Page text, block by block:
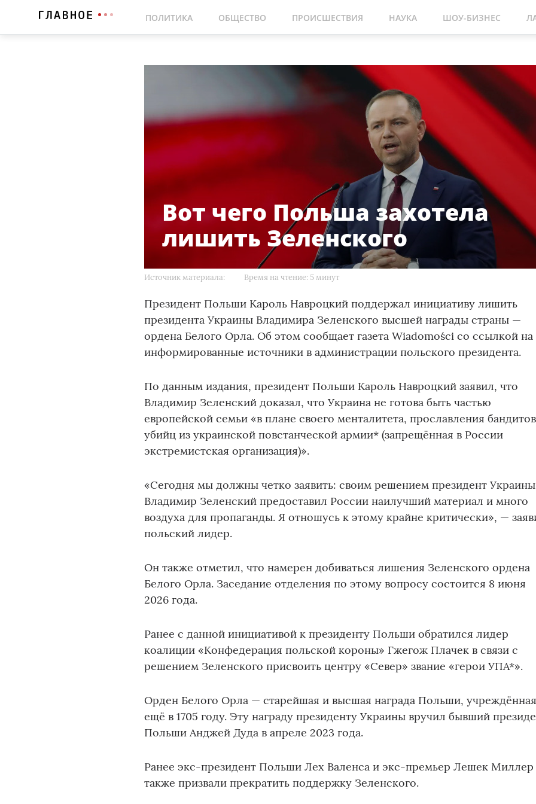
ПОЛИТИКА ОБЩЕСТВО ПРОИСШЕСТВИЯ НАУКА ШОУ-БИЗНЕС
Вот чего Польша захотела
лишить Зеленского
Источник материала: Время на чтение: 5 минут
Президент Польши Кароль Навроцкий поддержал инициативу лишить
президента Украины Владимира Зеленского высшей награды страны —
ордена Белого Орла. Об этом сообщает газета Wiadomości со ссылкой на
информированные источники в администрации польского президента.
По данным издания, президент Польши Кароль Навроцкий заявил, что
Владимир Зеленский доказал, что Украина не готова быть частью
европейской семьи «в плане своего менталитета, прославления
убийц из украинской повстанческой армии* (запрещённая в России
экстремистская организация)».
«Сегодня мы должны четко заявить: своим решением президент Украины
Владимир Зеленский предоставил России наилучший материал и много
воздуха для пропаганды. Я отношусь к этому крайне критически», —
польский лидер.
Он также отметил, что намерен добиваться лишения Зеленского ордена
Белого Орла. Заседание отделения по этому вопросу состоится 8 июня
2026 года.
Ранее с данной инициативой к президенту Польши обратился лидер
коалиции «Конфедерация польской короны» Гжегож Плачек в связи с
решением Зеленского присвоить центру «Север» звание «герои УПА*».
Орден Белого Орла — старейшая и высшая награда Польши,
ещё в 1705 году. Эту награду президенту Украины вручил бывший
Польши Анджей Дуда в апреле 2023 года.
Ранее экс-президент Польши Лех Валенса и экс-премьер Лешек Миллер
также призвали прекратить поддержку Зеленского.